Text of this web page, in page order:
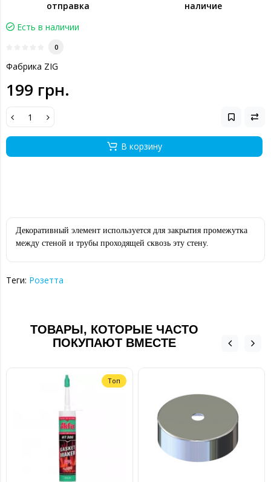
отправка
наличие
Есть в наличии
0
Фабрика ZIG
199 грн.
В корзину
Декоративный элемент используется для закрытия промежутка
между стеной и трубы проходящей сквозь эту стену.
Теги: Розетта
ТОВАРЫ, КОТОРЫЕ ЧАСТО
ПОКУПАЮТ ВМЕСТЕ
Топ